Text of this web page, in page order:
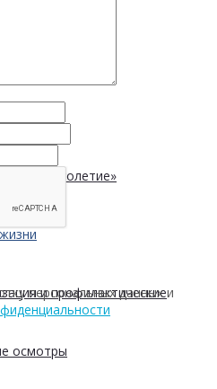
долголетие»
и профилактические
осмотры
персональных данных и